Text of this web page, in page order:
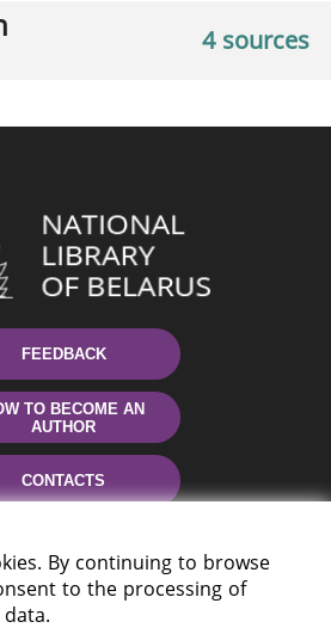
4 sources
FEEDBACK
TO BECOME AN
AUTHOR
CONTACTS
By continuing to browse
to the processing of